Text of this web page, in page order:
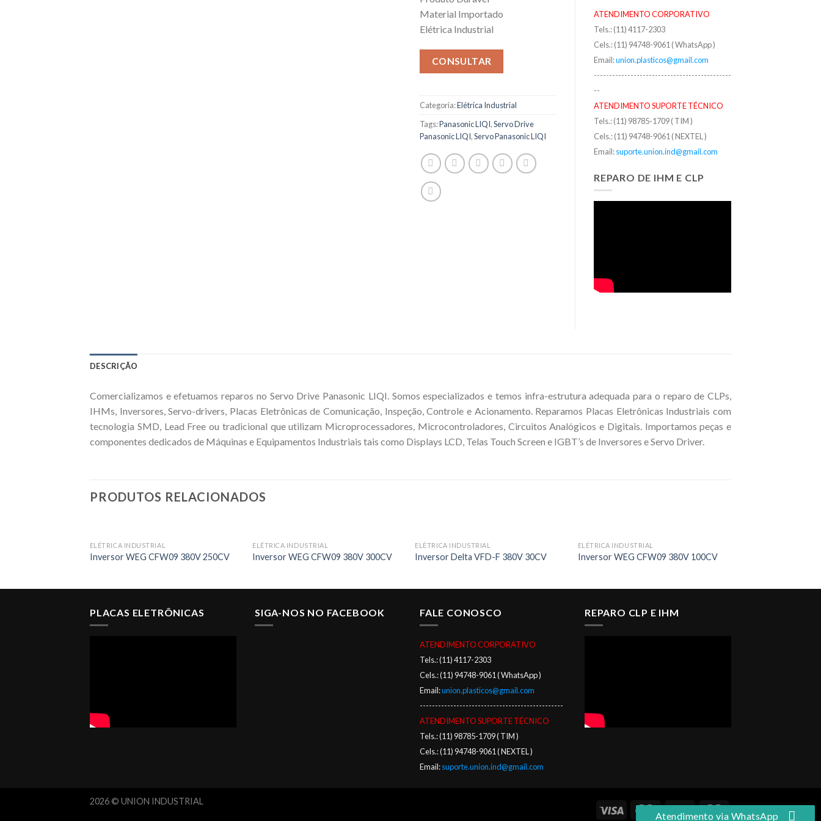
Material Importado
Elétrica Industrial
CONSULTAR
Categoria:Elétrica Industrial
Tags:Panasonic LIQI,Servo Drive
Panasonic LIQI,Servo Panasonic LIQI
ATENDIMENTO CORPORATIVO
Tels.: (11) 4117-2303
Cels.: (11) 94748-9061 ( WhatsApp )
Email:union.plasticos@gmail.com
---------------------------------------------
--
ATENDIMENTO SUPORTE TÉCNICO
Tels.: (11) 98785-1709 ( TIM )
Cels.: (11) 94748-9061 ( NEXTEL )
Email:suporte.union.ind@gmail.com
REPARO DE IHM E CLP
DESCRIÇÃO
Comercializamos e efetuamos reparos no Servo Drive Panasonic LIQI. Somos especializados e temos infra-estrutura adequada para o reparo de CLPs,
IHMs, Inversores, Servo-drivers, Placas Eletrônicas de Comunicação, Inspeção, Controle e Acionamento. Reparamos Placas Eletrônicas Industriais com
tecnologia SMD, Lead Free ou tradicional que utilizam Microprocessadores, Microcontroladores, Circuitos Analógicos e Digitais. Importamos peças e
componentes dedicados de Máquinas e Equipamentos Industriais tais como Displays LCD, Telas Touch Screen e IGBT’s de Inversores e Servo Driver.
PRODUTOS RELACIONADOS
ELÉTRICA INDUSTRIAL
Inversor WEG CFW09 380V 250CV
ELÉTRICA INDUSTRIAL
Inversor WEG CFW09 380V 300CV
ELÉTRICA INDUSTRIAL
Inversor Delta VFD-F 380V 30CV
ELÉTRICA INDUSTRIAL
Inversor WEG CFW09 380V 100CV
PLACAS ELETRÔNICAS SIGA-NOS NO FACEBOOK FALE CONOSCO
ATENDIMENTO CORPORATIVO
Tels.: (11) 4117-2303
Cels.: (11) 94748-9061 ( WhatsApp )
Email:union.plasticos@gmail.com
-----------------------------------------------
ATENDIMENTO SUPORTE TÉCNICO
Tels.: (11) 98785-1709 ( TIM )
Cels.: (11) 94748-9061 ( NEXTEL )
Email:suporte.union.ind@gmail.com
REPARO CLP E IHM
2026 © UNION INDUSTRIAL
Atendimento via WhatsApp